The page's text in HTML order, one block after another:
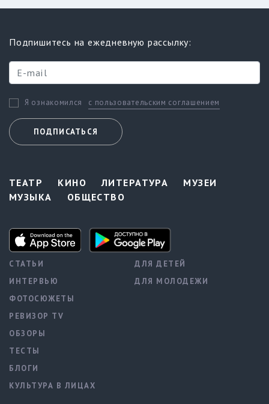
Подпишитесь на ежедневную рассылку:
Я ознакомился с пользовательским соглашением
ПОДПИСАТЬСЯ
ТЕАТР КИНО ЛИТЕРАТУРА
МУЗЕИ
МУЗЫКА
ОБЩЕСТВО
СТАТЬИ
ИНТЕРВЬЮ
ФОТОСЮЖЕТЫ
РЕВИЗОР TV
ОБЗОРЫ
ТЕСТЫ
БЛОГИ
КУЛЬТУРА В ЛИЦАХ
ДЛЯ ДЕТЕЙ
ДЛЯ МОЛОДЕЖИ